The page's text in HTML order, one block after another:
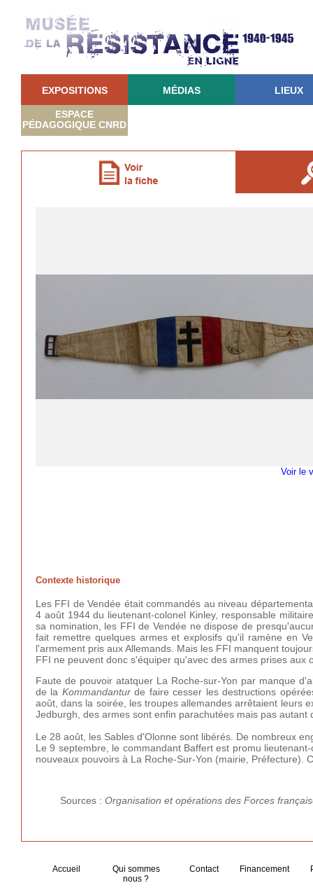
EXPOSITIONS MÉDIAS LIEUX
ESPACE
PÉDAGOGIQUE CNRD
Voir le
Contexte historique
Les FFI de Vendée était commandés au niveau
4 août 1944 du lieutenant-colonel Kinley, responsable
sa nomination, les FFI de Vendée ne dispose de
fait remettre quelques armes et explosifs qu'il ramène en
l'armement pris aux Allemands. Mais les FFI manquent
FFI ne peuvent donc s'équiper qu'avec des armes prises
Faute de pouvoir atatquer La Roche-sur-Yon par manque
de la Kommandanturde faire cesser les destructions
août, dans la soirée, les troupes allemandes arrêtaient leurs
Jedburgh, des armes sont enfin parachutées mais pas
Le 28 août, les Sables d'Olonne sont libérés. De nombreux
Le 9 septembre, le commandant Baffert est promu
nouveaux pouvoirs à La Roche-Sur-Yon (mairie, Préfecture).
Sources : Organisation et opérations des Forces
Accueil
Qui sommes
nous ?
Contact Financement